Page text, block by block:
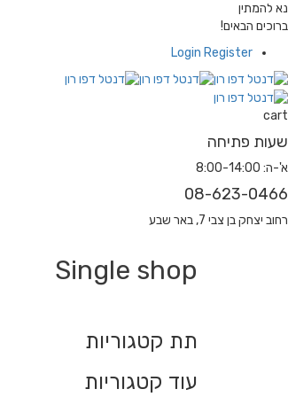
נא להמתין
ברוכים הבאים!
Login Register
cart
שעות פתיחה
א'-ה: 8:00-14:00
08-623-0466
רחוב יצחק בן צבי 7, באר שבע
Single shop
תת קטגוריות
עוד קטגוריות